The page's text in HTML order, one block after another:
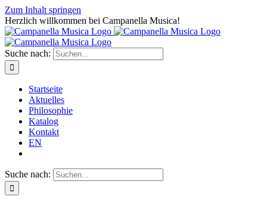
Zum Inhalt springen
Herzlich willkommen bei Campanella Musica!
Suche nach:
Startseite
Aktuelles
Philosophie
Katalog
Kontakt
EN
Suche nach: